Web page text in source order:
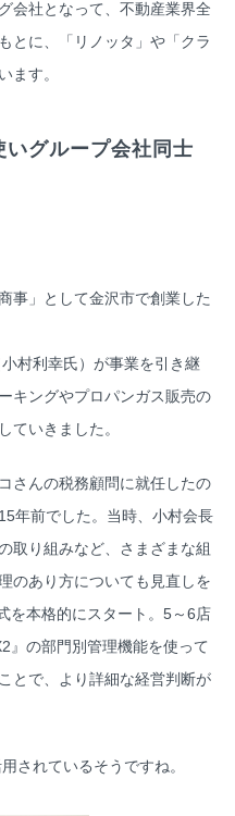
会社となって、不動産業界全
とに、「リノッタ」や「クラ
ます。
いグループ会社同士
事」として金沢市で創業した
村利幸氏）が事業を引き継
キングやプロパンガス販売の
ていきました。
さんの税務顧問に就任したの
年前でした。当時、小村会長
取り組みなど、さまざまな組
のあり方についても見直しを
を本格的にスタート。5～6店
』の部門別管理機能を使って
とで、より詳細な経営判断が
されているそうですね。